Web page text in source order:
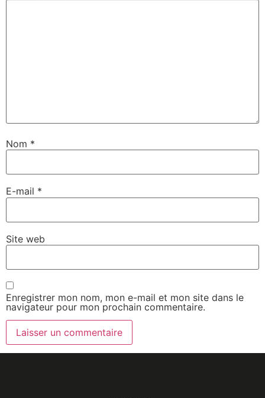
Nom *
E-mail *
Site web
Enregistrer mon nom, mon e-mail et mon site dans le
navigateur pour mon prochain commentaire.